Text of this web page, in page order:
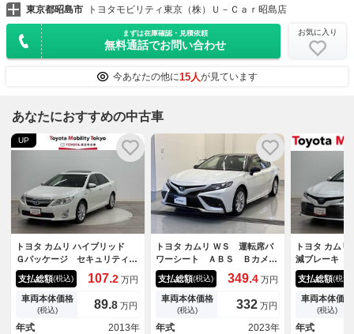
東京都昭島市 トヨタモビリティ東京（株）Ｕ－Ｃａｒ昭島店
まずは在庫確認・見積依頼
無料通話でお問い合わせ
お気に入り
今あなたの他に15人が見ています
あなたにおすすめの中古車
UP
トヨタ カムリ ハイブリッド
Ｇパッケージ セキュリティア
ラーム 点検記録簿 ナビＴ
Ｖ ＰＷシート デュアルエア
バック 横滑り防止 ＤＶＤ視
聴可能 オートエアコン クル
コン キーレスエントリー Ｐ
支払総額(税込) 107.2 万円
車両本体価格
(税込) 89.8 万円
年式
2013年
トヨタ カムリ ＷＳ 運転席パ
ワーシート ＡＢＳ Ｂカメ
ラ 横滑り防止機能 盗難防止
システム エアバッグ 記録
簿 ＬＥＤライト クルーズコ
ントロール プリクラッシュ
ＡＷＤ アルミホイール ドラ
支払総額(税込) 349.4 万円
車両本体価格
(税込) 332 万円
年式
2023年
トヨタ カム
減ブレーキ
ター スマー
タート ドラ
ビ オ－トエ
載器 Ｂｌｕ
ディオ ミュ
支払総額(税込)
車両本体価格
(税込)
年式